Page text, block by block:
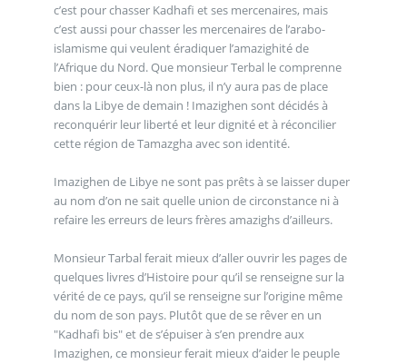
c’est pour chasser Kadhafi et ses mercenaires, mais
c’est aussi pour chasser les mercenaires de l’arabo-
islamisme qui veulent éradiquer l’amazighité de
l’Afrique du Nord. Que monsieur Terbal le comprenne
bien : pour ceux-là non plus, il n’y aura pas de place
dans la Libye de demain ! Imazighen sont décidés à
reconquérir leur liberté et leur dignité et à réconcilier
cette région de Tamazgha avec son identité.
Imazighen de Libye ne sont pas prêts à se laisser duper
au nom d’on ne sait quelle union de circonstance ni à
refaire les erreurs de leurs frères amazighs d’ailleurs.
Monsieur Tarbal ferait mieux d’aller ouvrir les pages de
quelques livres d’Histoire pour qu’il se renseigne sur la
vérité de ce pays, qu’il se renseigne sur l’origine même
du nom de son pays. Plutôt que de se rêver en un
"Kadhafi bis" et de s’épuiser à s’en prendre aux
Imazighen, ce monsieur ferait mieux d’aider le peuple